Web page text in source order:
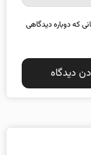
که دوباره دیدگاهی